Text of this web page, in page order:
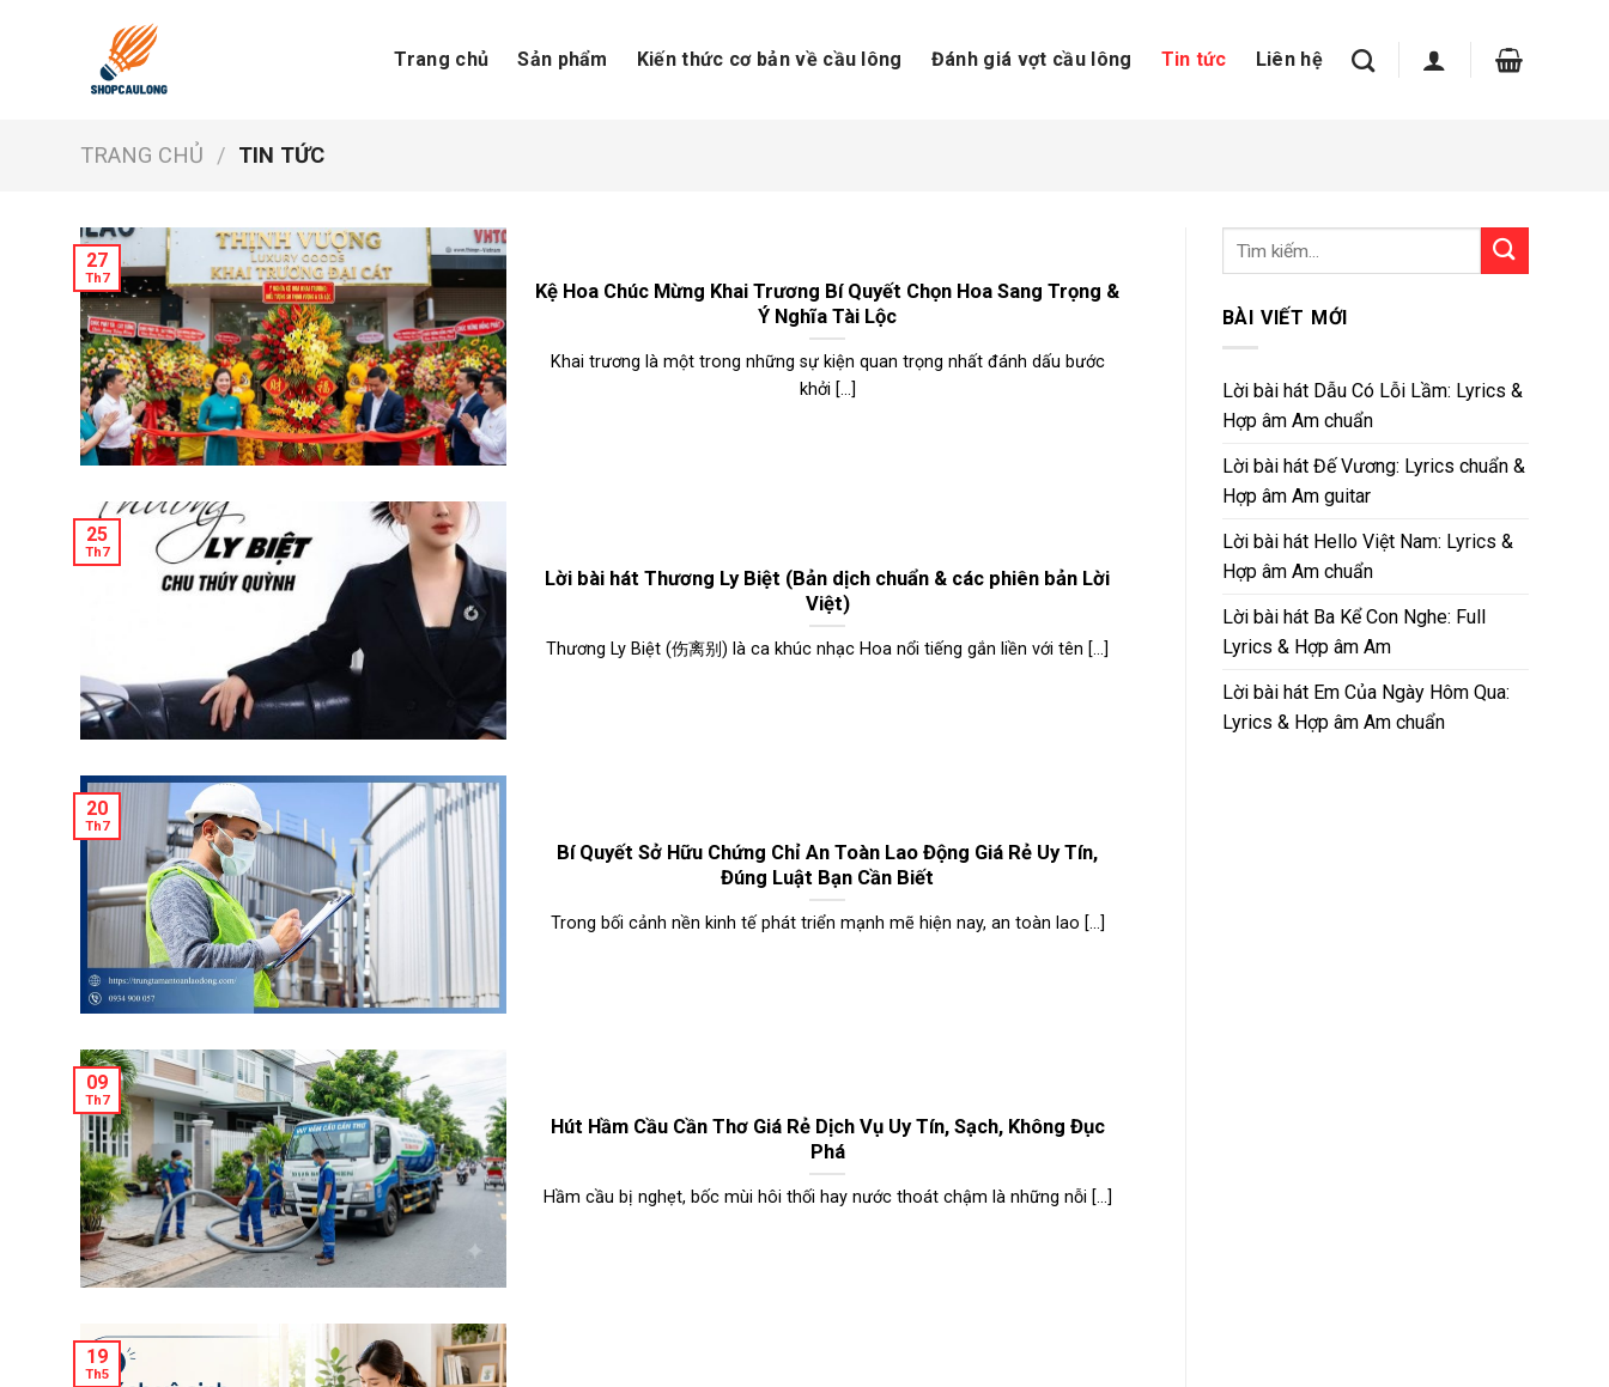
Trang chủ Sản phẩm Kiến thức cơ bản về cầu lông Đánh giá vợt cầu lông Tin tức Liên hệ
TRANG CHỦ / TIN TỨC
Kệ Hoa Chúc Mừng Khai Trương Bí Quyết Chọn Hoa Sang Trọng &
Ý Nghĩa Tài Lộc
Khai trương là một trong những sự kiện quan trọng nhất đánh dấu bước
khởi [...]
27
Th7
Lời bài hát Thương Ly Biệt (Bản dịch chuẩn & các phiên bản Lời
Việt)
Thương Ly Biệt (伤离别) là ca khúc nhạc Hoa nổi tiếng gắn liền với tên [...]
25
Th7
Bí Quyết Sở Hữu Chứng Chỉ An Toàn Lao Động Giá Rẻ Uy Tín,
Đúng Luật Bạn Cần Biết
Trong bối cảnh nền kinh tế phát triển mạnh mẽ hiện nay, an toàn lao [...]
20
Th7
Hút Hầm Cầu Cần Thơ Giá Rẻ Dịch Vụ Uy Tín, Sạch, Không Đục
Phá
Hầm cầu bị nghẹt, bốc mùi hôi thối hay nước thoát chậm là những nỗi [...]
09
Th7
19
Th5
BÀI VIẾT MỚI
Lời bài hát Dẫu Có Lỗi Lầm: Lyrics &
Hợp âm Am chuẩn
Lời bài hát Đế Vương: Lyrics chuẩn &
Hợp âm Am guitar
Lời bài hát Hello Việt Nam: Lyrics &
Hợp âm Am chuẩn
Lời bài hát Ba Kể Con Nghe: Full
Lyrics & Hợp âm Am
Lời bài hát Em Của Ngày Hôm Qua:
Lyrics & Hợp âm Am chuẩn